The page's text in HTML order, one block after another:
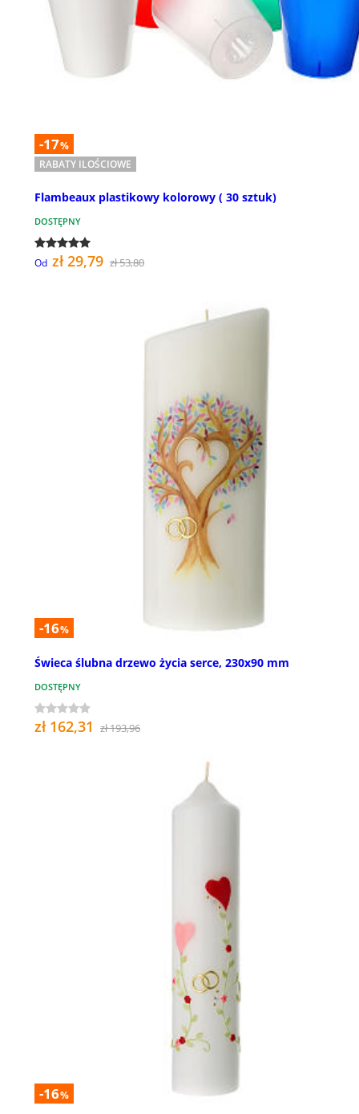
-17%
RABATY ILOŚCIOWE
Flambeaux plastikowy kolorowy ( 30 sztuk)
DOSTĘPNY
Od zł 29,79 zł 53,80
-16%
Świeca ślubna drzewo życia serce, 230x90 mm
DOSTĘPNY
zł 162,31 zł 193,96
-16%